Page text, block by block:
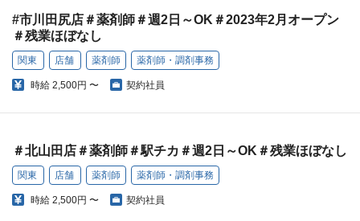
#市川田尻店＃薬剤師＃週2日～OK＃2023年2月オープン
＃残業ほぼなし
関東 店舗 薬剤師 薬剤師・調剤事務
時給 2,500円 〜 契約社員
＃北山田店＃薬剤師＃駅チカ＃週2日～OK＃残業ほぼなし
関東 店舗 薬剤師 薬剤師・調剤事務
時給 2,500円 〜 契約社員